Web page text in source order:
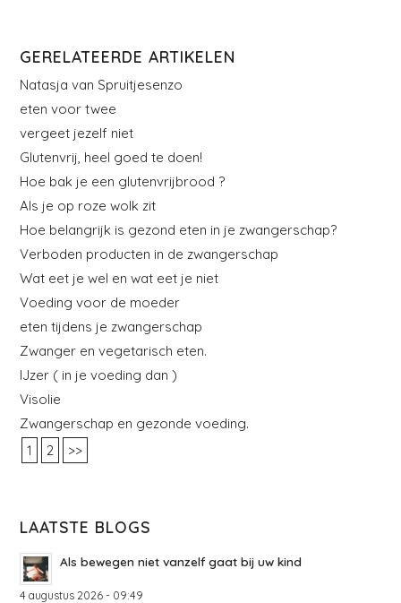
GERELATEERDE ARTIKELEN
Natasja van Spruitjesenzo
eten voor twee
vergeet jezelf niet
Glutenvrij, heel goed te doen!
Hoe bak je een glutenvrijbrood ?
Als je op roze wolk zit
Hoe belangrijk is gezond eten in je zwangerschap?
Verboden producten in de zwangerschap
Wat eet je wel en wat eet je niet
Voeding voor de moeder
eten tijdens je zwangerschap
Zwanger en vegetarisch eten.
IJzer ( in je voeding dan )
Visolie
Zwangerschap en gezonde voeding.
1
2 >>
LAATSTE BLOGS
Als bewegen niet vanzelf gaat bij uw kind
4 augustus 2026 - 09:49